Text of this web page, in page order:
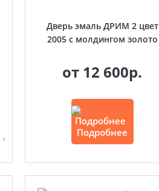
Дверь эмаль ДРИМ 2 цвет
2005 с молдингом золото
от 12 600р.
Подробнее